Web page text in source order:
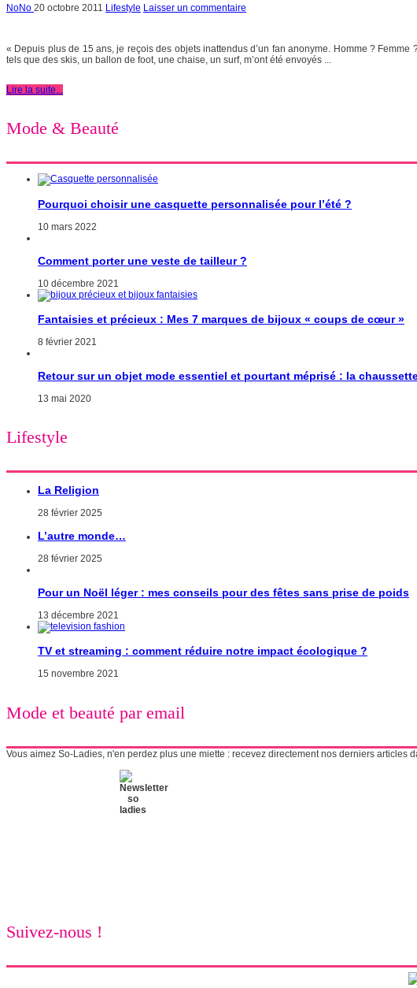
NoNo 20 octobre 2011 Lifestyle Laisser un commentaire
« Depuis plus de 15 ans, je reçois des objets inattendus d’un fan anonyme. Homme ?
tels que des skis, un ballon de foot, une chaise, un surf, m’ont été envoyés ...
Lire la suite...
Mode & Beauté
Pourquoi choisir une casquette personnalisée pour l’été ?
10 mars 2022
Comment porter une veste de tailleur ?
10 décembre 2021
Fantaisies et précieux : Mes 7 marques de bijoux « coups de cœur »
8 février 2021
Retour sur un objet mode essentiel et pourtant méprisé : la
13 mai 2020
Lifestyle
La Religion
28 février 2025
L’autre monde…
28 février 2025
Pour un Noël léger : mes conseils pour des fêtes sans prise de poids
13 décembre 2021
TV et streaming : comment réduire notre impact écologique ?
15 novembre 2021
Mode et beauté par email
Vous aimez So-Ladies, n'en perdez plus une miette : recevez directement nos derniers articles
Suivez-nous !